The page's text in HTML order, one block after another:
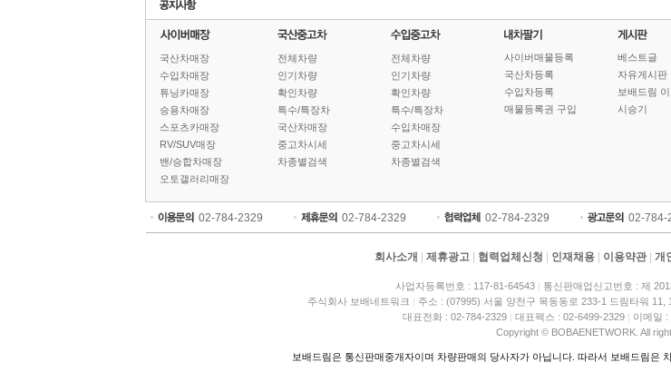
국산차매장
수입차매장
튜닝카매장
승용차매장
스포츠카매장
RV/SUV매장
밴/승합차매장
오토갤러리매장
전체차량
인기차량
확인차량
특수/특장차
국산차매장
중고차시세
차종별검색
전체차량
인기차량
확인차량
특수/특장차
수입차매장
중고차시세
차종별검색
사이버매물등록
국산차등록
수입차등록
매물등록권 구입
베스트글
자유게시판
보배드림 이
시승기
02-784-2329 02-784-2329 02-784-2329 02-784-
회사소개 제휴광고 협력업체신청 인재채용 이용약관 개
사업자등록번호 : 117-81-64543
통신판매업신고번호 : 제
주식회사 보배네트워크
주소 : (07995) 서울 양천구 목동동로 233-1 드림타워 11,
대표전화 : 02-784-2329
대표팩스 : 02-6499-2329
이메일
Copyright © BOBAENETWORK. All
보배드림은 통신판매중개자이며 차량판매의 당사자가 아닙니다. 따라서 보배드림은